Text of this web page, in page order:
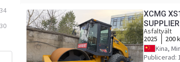
34
30
XCMG
SUPPLIER
Asfaltvält
2025
200
Kina,
Publicerad: